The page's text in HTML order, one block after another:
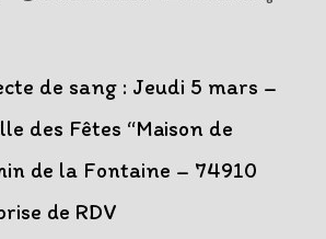
de sang : Jeudi 5 mars –
des Fêtes “Maison de
de la Fontaine – 74910
de RDV